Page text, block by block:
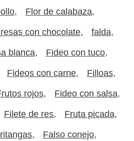
Flor de calabaza
con chocolate falda
blanca Fideo con tuco
Fideos con carne Filloas
rojos Fideo con salsa
Filete de res Fruta picada
Falso conejo